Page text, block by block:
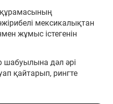
мексикалықтан
жұмыс істегенін
шабуылына дәл әрі
қайтарып, рингте